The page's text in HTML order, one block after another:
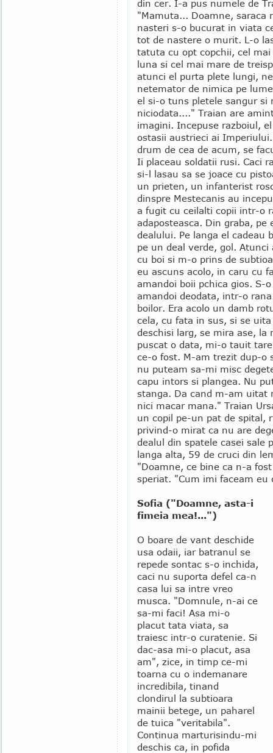
din cer. I-a pus numele de
"Mamuta... Doamne, saraca
nasteri s-o bucurat in viata
tot de nastere o murit. L-o
tatuta cu opt copchii, cel
luna si cel mai mare de
atunci el purta plete lungi,
netemator de nimica pe
el si-o tuns pletele sangur si
niciodata...." Traian are
imagini. Incepuse razboiul,
ostasii austrieci ai
drum de cea de acum, se
Ii placeau soldatii rusi. Caci
si-l lasau sa se joace cu
un prieten, un infanterist
dinspre Mestecanis au
a fugit cu ceilalti copii intr-o
adaposteasca. Din graba,
dealului. Pe langa el cadeau
pe un deal verde, gol.
cu boi si m-o prins de
eu ascuns acolo, in caru cu
amandoi boii pchica gios. S-
amandoi deodata, intr-o
boilor. Era acolo un damb
cela, cu fata in sus, si se
deschisi larg, se mira ase, la
puscat o data, mi-o tauit
ce-o fost. M-am trezit dup-o
nu puteam sa-mi misc
capu intors si plangea. Nu
stanga. Da cand m-am uitat
nici macar mana." Traian
un copil pe-un pat de spital,
privind-o mirat ca nu are
dealul din spatele casei sale
langa alta, 59 de cruci din
"Doamne, ce bine ca n-a
speriat. "Cum imi faceam
Sofia ("Doamne, asta-i
fimeia mea!...")
O boare de vant deschide
usa odaii, iar batranul se
repede sontac s-o inchida,
caci nu suporta defel ca-n
casa lui sa intre vreo
musca. "Domnule, n-ai ce
sa-mi faci! Asa mi-o
placut tata viata, sa
traiesc intr-o curatenie. Si
dac-asa mi-o placut, asa
am", zice, in timp ce-mi
toarna cu o indemanare
incredibila, tinand
clondirul la subtioara
mainii betege, un paharel
de tuica "veritabila".
Continua marturisindu-mi
deschis ca, in pofida